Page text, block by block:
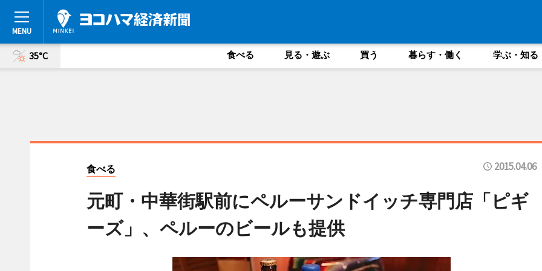
35°C 食べる 見る・遊ぶ 買う 暮らす・働く 学ぶ・知る
食べる 2015.04.06
元町・中華街駅前にペルーサンドイッチ専門店「ピギ
ーズ」、ペルーのビールも提供